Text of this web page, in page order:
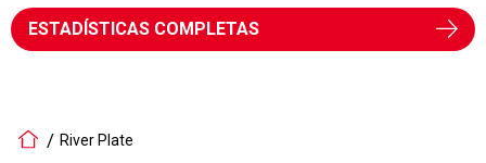
ESTADÍSTICAS COMPLETAS
River Plate